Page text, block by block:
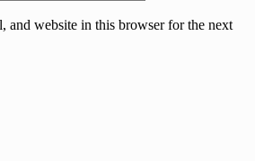
and website in this browser for the next